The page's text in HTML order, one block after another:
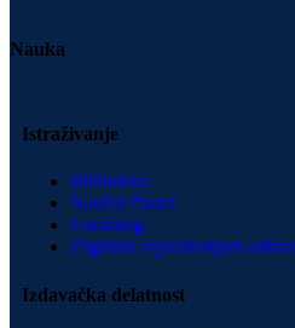
Nauka
Istraživanje
Biblioteka
Naučni članci
E-katalog
Digitalni repozitorijum
Izdavačka delatnost